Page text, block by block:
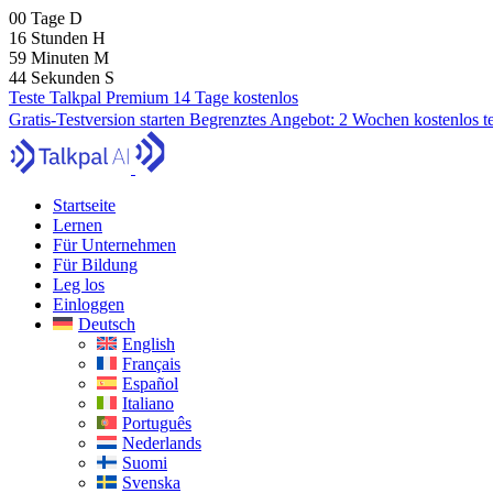
00 Tage D
16 Stunden H
59 Minuten M
43 Sekunden S
Teste Talkpal Premium 14 Tage kostenlos
Gratis-Testversion starten Begrenztes Angebot: 2 Wochen kostenlos
Startseite
Lernen
Für Unternehmen
Für Bildung
Leg los
Einloggen
Deutsch
English
Français
Español
Italiano
Português
Nederlands
Suomi
Svenska